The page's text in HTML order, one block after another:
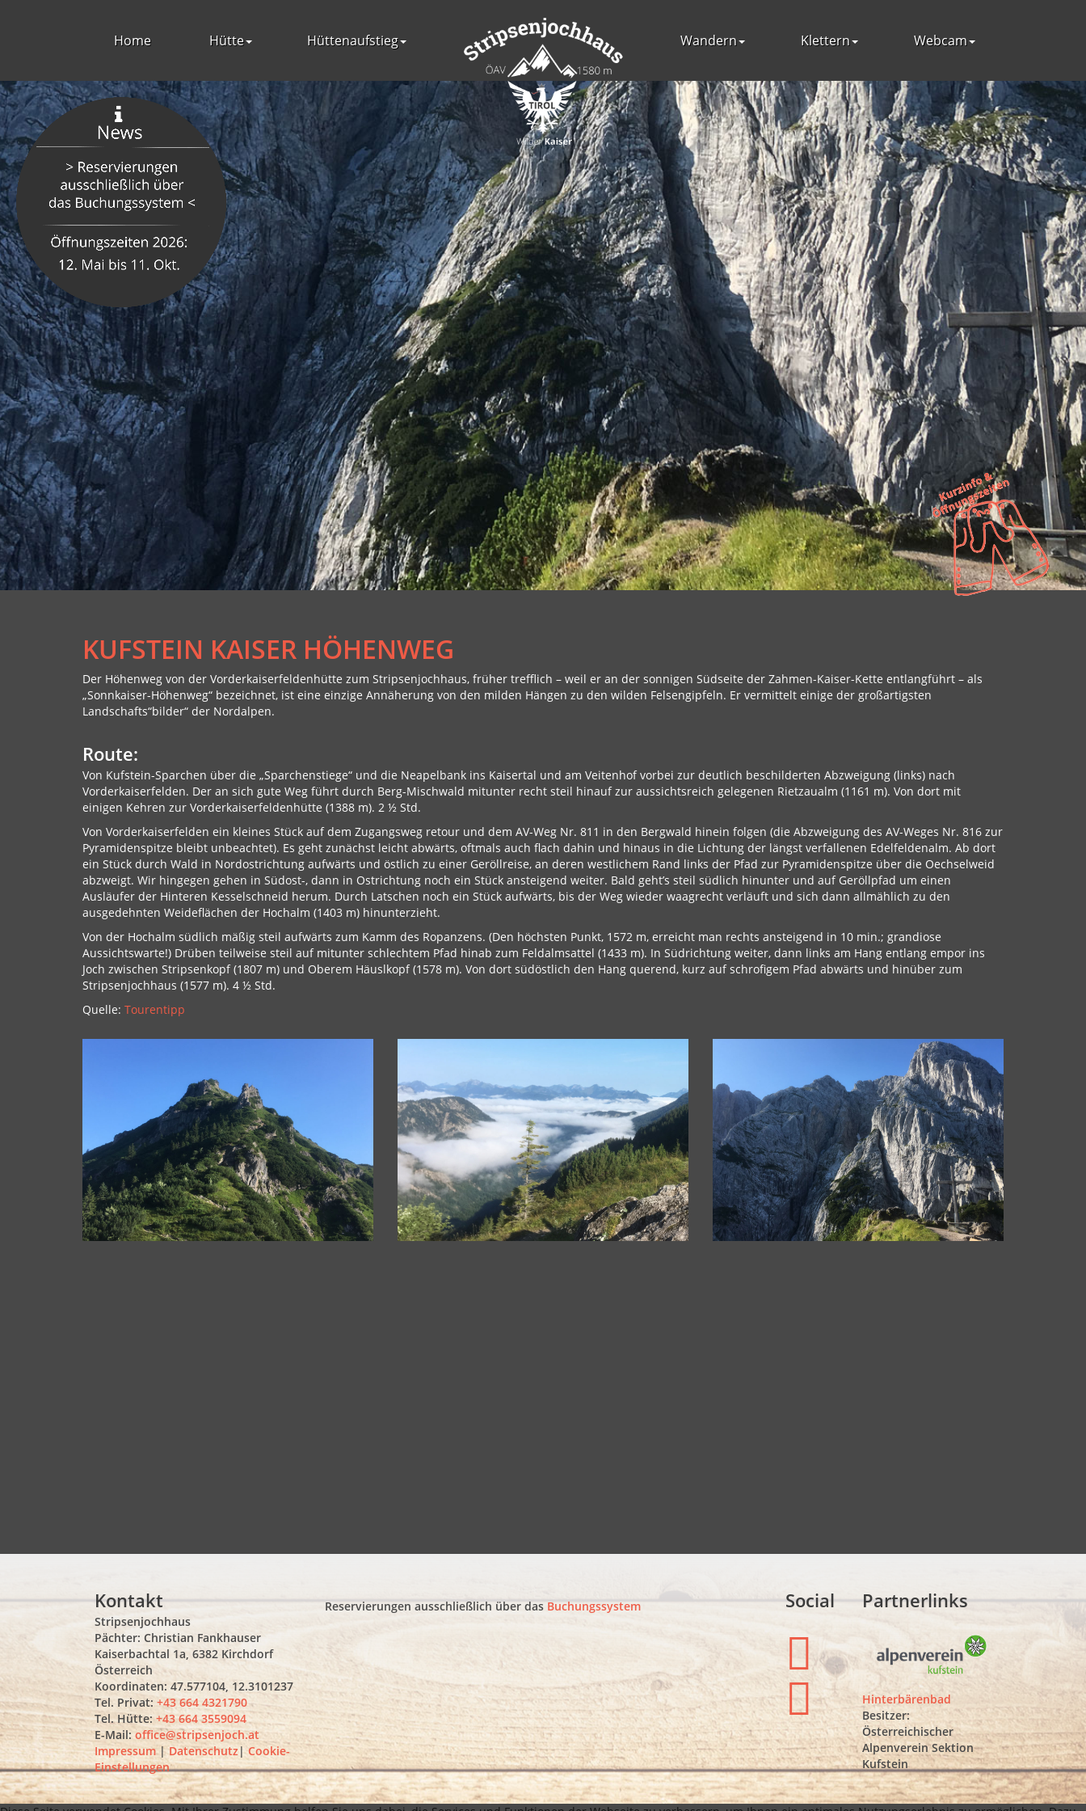
Home Hütte Hüttenaufstieg Wandern Klettern Webcam
KUFSTEIN KAISER HÖHENWEG
Der Höhenweg von der Vorderkaiserfeldenhütte zum Stripsenjochhaus, früher trefflich – weil er an der sonnigen Südseite der Zahmen-Kaiser-Kette entlangführt – als
„Sonnkaiser-Höhenweg“ bezeichnet, ist eine einzige Annäherung von den milden Hängen zu den wilden Felsengipfeln. Er vermittelt einige der großartigsten
Landschafts“bilder“ der Nordalpen.
Route:
Von Kufstein-Sparchen über die „Sparchenstiege“ und die Neapelbank ins Kaisertal und am Veitenhof vorbei zur deutlich beschilderten Abzweigung (links) nach
Vorderkaiserfelden. Der an sich gute Weg führt durch Berg-Mischwald mitunter recht steil hinauf zur aussichtsreich gelegenen Rietzaualm (1161 m). Von dort mit
einigen Kehren zur Vorderkaiserfeldenhütte (1388 m). 2 ½ Std.
Von Vorderkaiserfelden ein kleines Stück auf dem Zugangsweg retour und dem AV-Weg Nr. 811 in den Bergwald hinein folgen (die Abzweigung des AV-Weges Nr. 816 zur
Pyramidenspitze bleibt unbeachtet). Es geht zunächst leicht abwärts, oftmals auch flach dahin und hinaus in die Lichtung der längst verfallenen Edelfeldenalm. Ab dort
ein Stück durch Wald in Nordostrichtung aufwärts und östlich zu einer Geröllreise, an deren westlichem Rand links der Pfad zur Pyramidenspitze über die Oechselweid
abzweigt. Wir hingegen gehen in Südost-, dann in Ostrichtung noch ein Stück ansteigend weiter. Bald geht’s steil südlich hinunter und auf Geröllpfad um einen
Ausläufer der Hinteren Kesselschneid herum. Durch Latschen noch ein Stück aufwärts, bis der Weg wieder waagrecht verläuft und sich dann allmählich zu den
ausgedehnten Weideflächen der Hochalm (1403 m) hinunterzieht.
Von der Hochalm südlich mäßig steil aufwärts zum Kamm des Ropanzens. (Den höchsten Punkt, 1572 m, erreicht man rechts ansteigend in 10 min.; grandiose
Aussichtswarte!) Drüben teilweise steil auf mitunter schlechtem Pfad hinab zum Feldalmsattel (1433 m). In Südrichtung weiter, dann links am Hang entlang empor ins
Joch zwischen Stripsenkopf (1807 m) und Oberem Häuslkopf (1578 m). Von dort südöstlich den Hang querend, kurz auf schrofigem Pfad abwärts und hinüber zum
Stripsenjochhaus (1577 m). 4 ½ Std.
Quelle: Tourentipp
Kontakt
Stripsenjochhaus
Pächter: Christian Fankhauser
Kaiserbachtal 1a, 6382 Kirchdorf
Österreich
Koordinaten: 47.577104, 12.3101237
Tel. Privat: +43 664 4321790
Tel. Hütte:+43 664 3559094
E-Mail: office@stripsenjoch.at
Impressum|Datenschutz|Cookie-
Einstellungen
Reservierungen ausschließlich über dasBuchungssystem Social Partnerlinks
Hinterbärenbad
Besitzer:
Österreichischer
Alpenverein Sektion
Kufstein